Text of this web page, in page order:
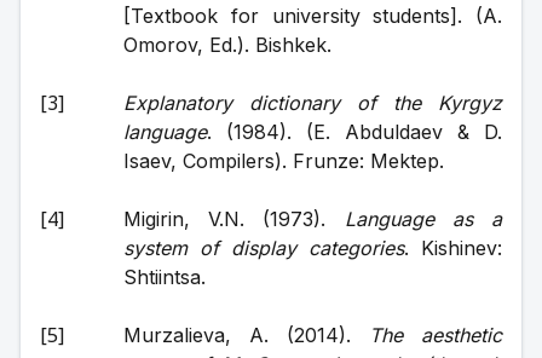
[Textbook for university students]. (A.
Omorov, Ed.). Bishkek.
Explanatory dictionary of the Kyrgyz
language. (1984). (E. Abduldaev & D.
Isaev, Compilers). Frunze: Mektep.
Migirin, V.N. (1973). Language as a
system of display categories. Kishinev:
Shtiintsa.
Murzalieva, A. (2014).
The aesthetic